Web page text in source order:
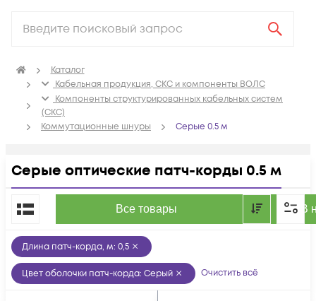
Каталог
Кабельная продукция, СКС и компоненты ВОЛС
Компоненты структурированных кабельных систем
(СКС)
Коммутационные шнуры
Серые 0.5 м
Серые оптические патч-корды 0.5 м
Все товары В
По популярности
Длина патч-корда, м: 0,5
Цвет оболочки патч-корда: Серый Очистить всё